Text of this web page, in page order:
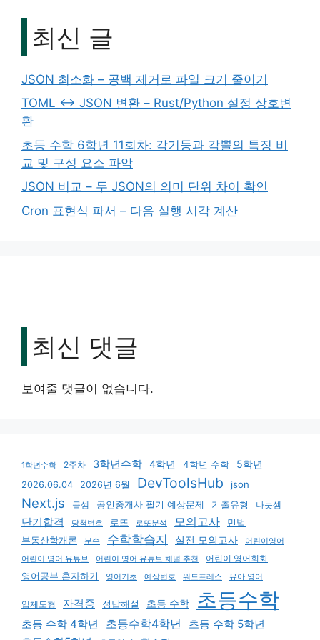
최신 글
JSON 최소화 – 공백 제거로 파일 크기 줄이기
TOML ↔ JSON 변환 – Rust/Python 설정 상호변
환
초등 수학 6학년 11회차: 각기둥과 각뿔의 특징 비
교 및 구성 요소 파악
JSON 비교 – 두 JSON의 의미 단위 차이 확인
Cron 표현식 파서 – 다음 실행 시각 계산
최신 댓글
보여줄 댓글이 없습니다.
1학년수학 2주차 3학년수학 4학년 4학년 수학 5학년
2026.06.04 2026년 6월 DevToolsHub json
Next.js 곱셈 공인중개사 필기 예상문제 기출유형 나눗셈
단기합격 당첨번호 로또 로또분석 모의고사
민법
부동산학개론
분수 수학학습지 실전 모의고사
어린이영어
어린이 영어 유튜브
어린이 영어 유튜브 채널 추천
어린이 영어회화
영어공부 혼자하기
영어기초 예상번호 워드프레스 유아 영어
입체도형 자격증 정답해설 초등 수학 초등수학
초등 수학 4학년 초등수학4학년
초등 수학 5학년